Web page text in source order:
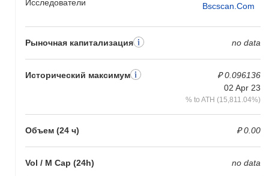
Исследователи Bscscan.com
Рыночная капитализация no data
Исторический максимум
₽ 0.096136
02 Apr 23
% to ATH (15,811.04%)
Объем (24 ч) ₽ 0.00
Vol / M Cap (24h) no data